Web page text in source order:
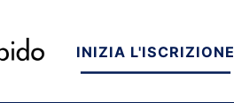
INIZIA L'ISCRIZIONE